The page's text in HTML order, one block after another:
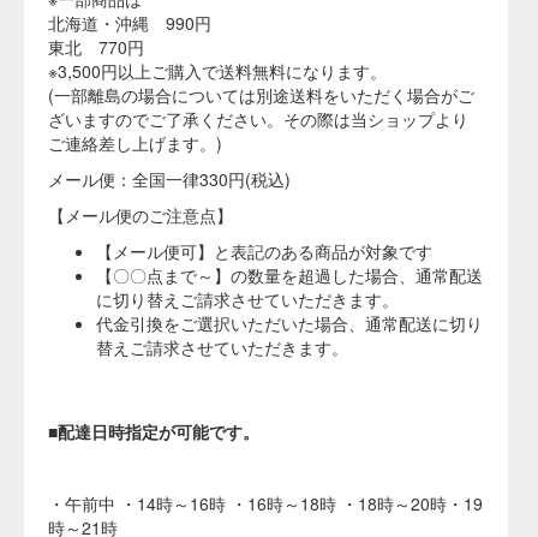
染料だけの追加購入も可能。夏の「染めライフ」に！
こちらの商品を一緒にいかがでしょうか。染めをさらに楽しめる白物アイテムもご
用意しております。